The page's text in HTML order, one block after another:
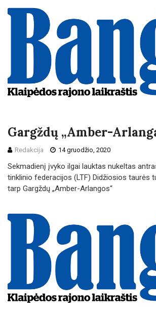
Gargždų „Amber-
Redakcija 14 gruodžio, 2020
Sekmadienį įvyko ilgai lauktas nukeltas
tinklinio federacijos (LTF) Didžiosios taurės
tarp Gargždų „Amber-Arlangos“